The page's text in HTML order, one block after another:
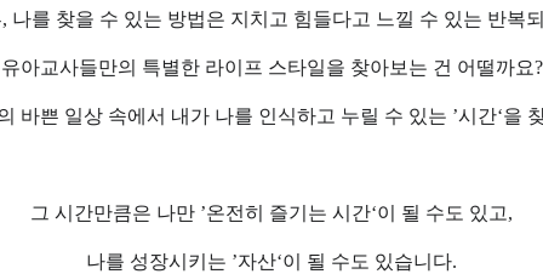
, 나를 찾을 수 있는 방법은 지치고 힘들다고 느낄 수 있는 반복
유아교사들만의 특별한 라이프 스타일을 찾아보는 건 어떨까요?
바쁜 일상 속에서 내가 나를 인식하고 누릴 수 있는 ’시간‘을
그 시간만큼은 나만 ’온전히 즐기는 시간‘이 될 수도 있고,
나를 성장시키는 ’자산‘이 될 수도 있습니다.